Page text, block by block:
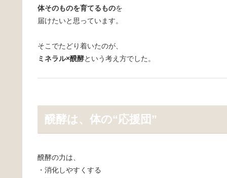
体そのものを育てるものを
届けたいと思っています。
そこでたどり着いたのが、
ミネラル×醗酵という考え方でした。
醗酵は、体の“応援団”
醗酵の力は、
・消化しやすくする